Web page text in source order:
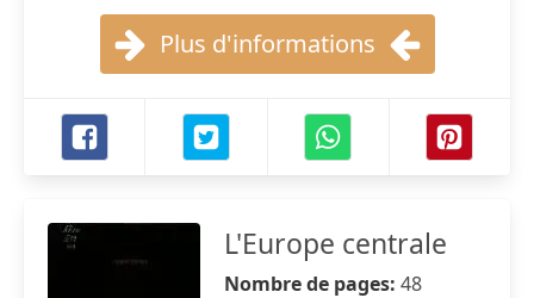
Plus d'informations
L'Europe centrale
Nombre de pages: 48